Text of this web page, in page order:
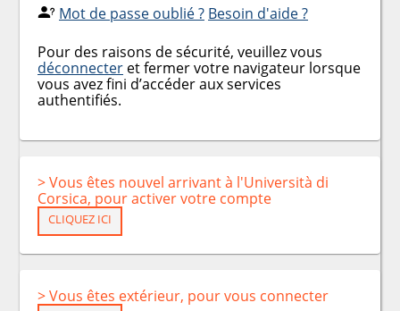
Mot de passe oublié ? Besoin d'aide ?
Pour des raisons de sécurité, veuillez vous
déconnecter et fermer votre navigateur lorsque
vous avez fini d’accéder aux services
authentifiés.
> Vous êtes nouvel arrivant à l'Università di
Corsica, pour activer votre compte
CLIQUEZ ICI
> Vous êtes extérieur, pour vous connecter